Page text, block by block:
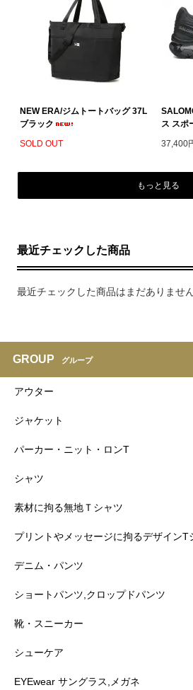
NEW ERA/ジムトートバッグ 37L
ブラック
SOLD OUT
ス スポ
37,400
もっと見る
最近チェックした商品
最近チェックした商品はまだありません
GROUP グループ
アウター
ジャケット
パーカー・ニット・ロンT
シャツ
素材に拘る無地Ｔシャツ
プリントやメッセージに拘るデザインT
デニム・パンツ
ショートパンツ,クロップドパンツ
靴・スニーカー
シューケア
EYEwear サングラス,メガネ